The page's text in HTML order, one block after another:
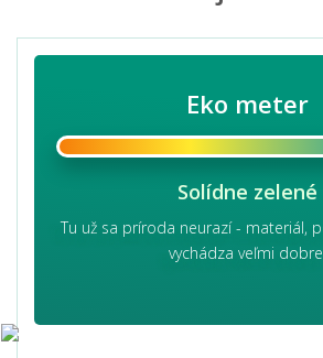
Eko meter
Solídne zelené
Tu už sa príroda neurazí - materiál,
vychádza veľmi dobre.